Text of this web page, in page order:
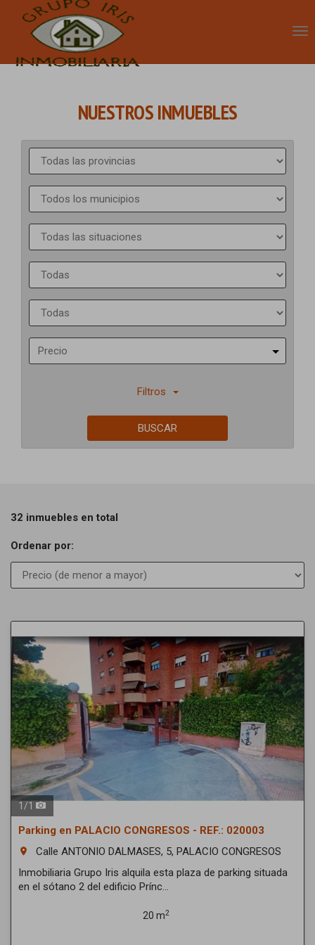
NUESTROS INMUEBLES
Precio
Filtros
BUSCAR
32 inmuebles en total
Ordenar por:
1 /1
Parking en PALACIO CONGRESOS - REF.: 020003
room
Calle ANTONIO DALMASES, 5, PALACIO CONGRESOS
Inmobiliaria Grupo Iris alquila esta plaza de parking situada
en el sótano 2 del edificio Prínc...
20 m2